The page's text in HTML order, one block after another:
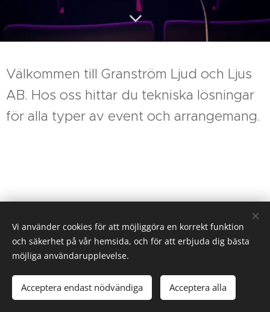
Välkommen till Granström Ljud och Ljus
AB. Hos oss hittar du tekniska lösningar
för alla typer av event och arrangemang.
Granström ljud & ljus AB
Industrigatan 14
Cookies
Vi använder cookies för att möjliggöra en korrekt funktion
och säkerhet på vår hemsida, och för att erbjuda dig bästa
möjliga användarupplevelse.
Acceptera endast nödvändiga Acceptera alla